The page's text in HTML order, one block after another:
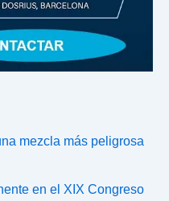
mezcla más peligrosa
en el XIX Congreso